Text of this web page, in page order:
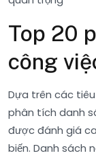
Top 20
công
Dựa trên các
phân tích danh
được đánh giá
biến. Danh sách